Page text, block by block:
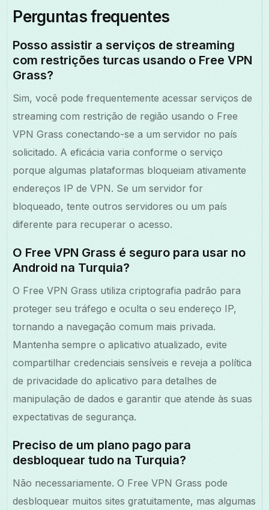
Perguntas frequentes
Posso assistir a serviços de streaming
com restrições turcas usando o Free VPN
Grass?
Sim, você pode frequentemente acessar serviços de
streaming com restrição de região usando o Free
VPN Grass conectando-se a um servidor no país
solicitado. A eficácia varia conforme o serviço
porque algumas plataformas bloqueiam ativamente
endereços IP de VPN. Se um servidor for
bloqueado, tente outros servidores ou um país
diferente para recuperar o acesso.
O Free VPN Grass é seguro para usar no
Android na Turquia?
O Free VPN Grass utiliza criptografia padrão para
proteger seu tráfego e oculta o seu endereço IP,
tornando a navegação comum mais privada.
Mantenha sempre o aplicativo atualizado, evite
compartilhar credenciais sensíveis e reveja a política
de privacidade do aplicativo para detalhes de
manipulação de dados e garantir que atende às suas
expectativas de segurança.
Preciso de um plano pago para
desbloquear tudo na Turquia?
Não necessariamente. O Free VPN Grass pode
desbloquear muitos sites gratuitamente, mas algumas